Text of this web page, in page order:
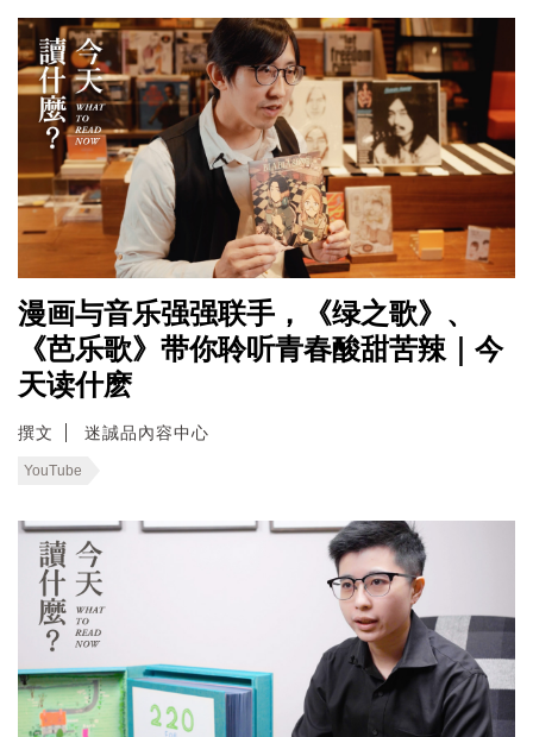
漫画与音乐强强联手，《绿之歌》、
《芭乐歌》带你聆听青春酸甜苦辣｜今
天读什麽
撰文 迷誠品內容中心
YouTube